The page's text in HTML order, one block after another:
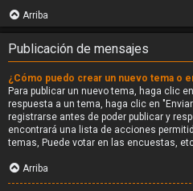
Arriba
Publicación de mensajes
¿Cómo puedo crear un nuevo tema o
Para publicar un nuevo tema, haga clic
respuesta a un tema, haga clic en
registrarse antes de poder publicar y
encontrará una lista de acciones
temas, Puede votar en las encuestas,
Arriba